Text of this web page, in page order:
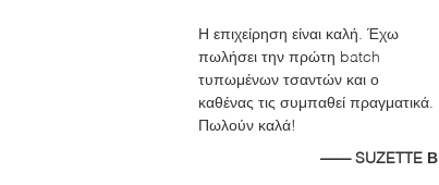
Η επιχείρηση είναι καλή. Έχω
πωλήσει την πρώτη batch
τυπωμένων τσαντών και ο
καθένας τις συμπαθεί πραγματικά.
Πωλούν καλά!
—— SUZETTE Β